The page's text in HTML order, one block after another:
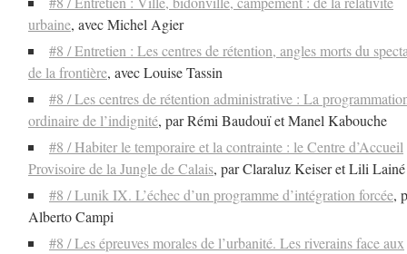
urbaine, avec Michel Agier
#8 / Entretien : Les centres de rétention, angles morts du
de la frontière, avec Louise Tassin
#8 / Les centres de rétention administrative : La
ordinaire de l’indignité, par Rémi Baudouï et Manel Kabouche
#8 / Habiter le temporaire et la contrainte : le Centre d’Accueil
Provisoire de la Jungle de Calais, par Claraluz Keiser et Lili Lainé
#8 / Lunik IX. L’échec d’un programme d’intégration forcée,
Alberto Campi
#8 / Les épreuves morales de l’urbanité. Les riverains face aux